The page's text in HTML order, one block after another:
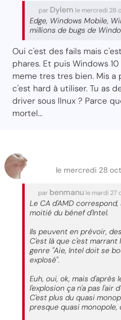
par Dylem le mercredi 28
Edge, Windows Mobile,
millions de bugs de
Oui c'est des fails mais
phares. Et puis Windows
meme tres tres bien. Mis a
c'est hard à utiliser. Tu as
driver sous lInux ? Parce
mortel...
le mercredi 28
par benmanu le mardi 27
Le CA d'AMD
moitié du bénef d'Intel.
Ils peuvent en prévoir,
C'est là que c'est
genre "Aie, Intel doit se
explosé".
Euh, oui, ok, mais d'après
l'explosion ça n'a pas l'air
C'est plus du quasi
presque quasi monopole,